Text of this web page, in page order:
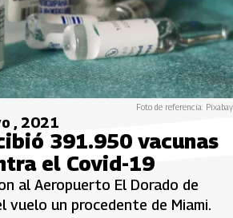
Foto de referencia: Pixabay
, 2021
391.950 vacunas
el Covid-19
al Aeropuerto El Dorado de
vuelo un procedente de Miami.